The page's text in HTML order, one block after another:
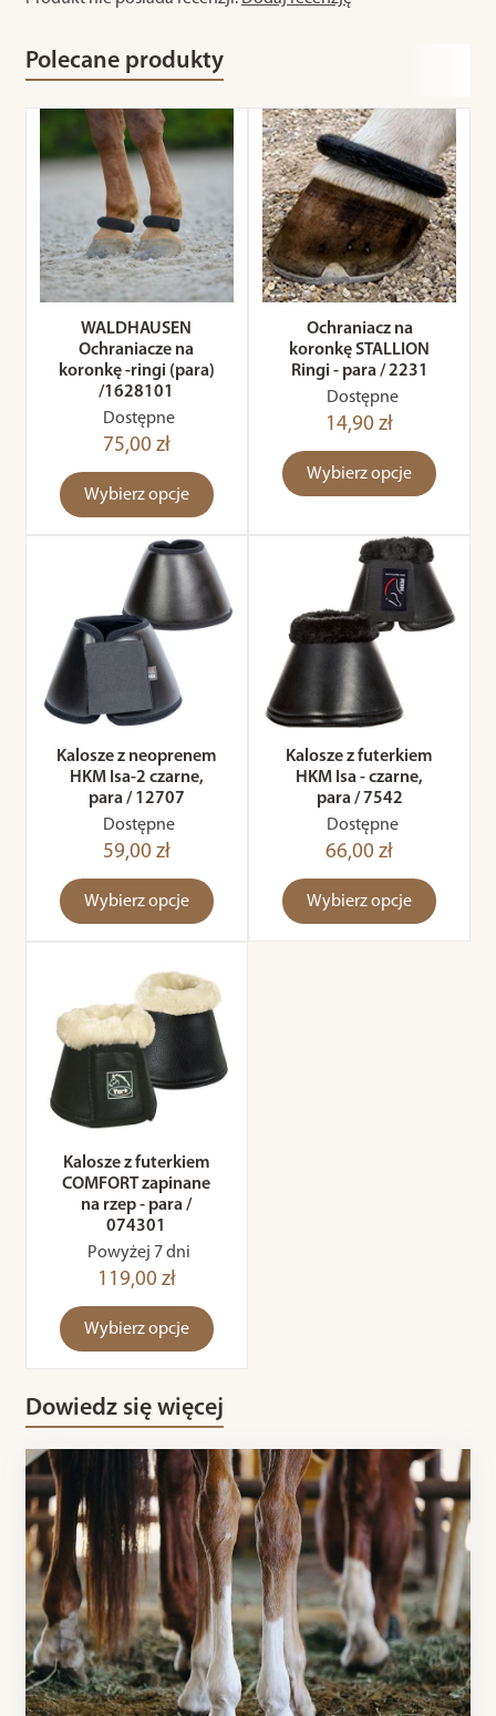
Polecane produkty
WALDHAUSEN
Ochraniacze na
koronkę -ringi (para)
/1628101
Dostępne
75,00 zł
Wybierz opcje
Ochraniacz na
koronkę STALLION
Ringi - para / 2231
Dostępne
14,90 zł
Wybierz opcje
Kalosze z neoprenem
HKM Isa-2 czarne,
para / 12707
Dostępne
59,00 zł
Wybierz opcje
Kalosze z futerkiem
HKM Isa - czarne,
para / 7542
Dostępne
66,00 zł
Wybierz opcje
Kalosze z futerkiem
COMFORT zapinane
na rzep - para /
074301
Powyżej 7 dni
119,00 zł
Wybierz opcje
Dowiedz się więcej